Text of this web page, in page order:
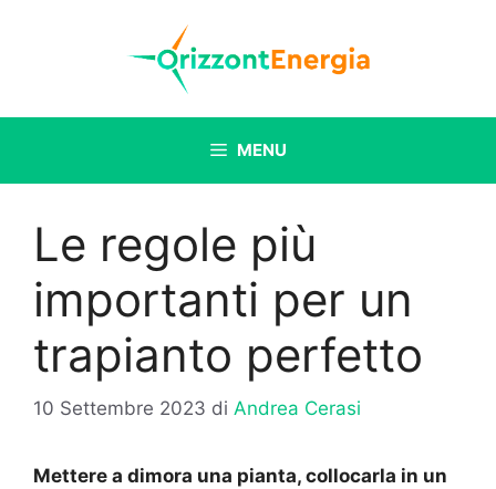
MENU
Le regole più
importanti per un
trapianto perfetto
10 Settembre 2023 di Andrea Cerasi
Mettere a dimora una pianta, collocarla in un